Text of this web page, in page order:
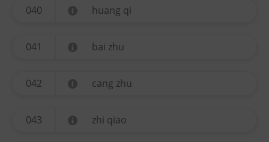
040 huang qi
041 bai zhu
042 cang zhu
043 zhi qiao